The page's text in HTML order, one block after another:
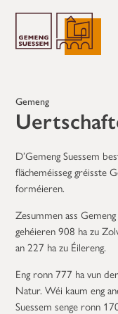
Gemeng
D’Gemeng Suessem
flächeméisseg gréisste
forméieren.
Zesummen ass
gehéieren 908 ha zu
an 227 ha zu Éilereng.
Eng ronn 777 ha vun
Natur. Wéi kaum eng
Suessem senge ronn